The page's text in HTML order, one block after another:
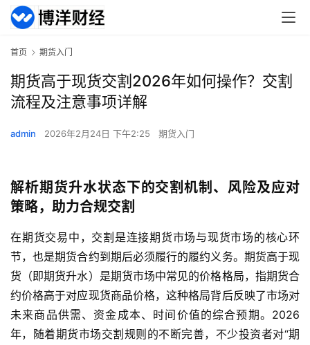
首页 期货入门
期货高于现货交割2026年如何操作？交割
流程及注意事项详解
admin 2026年2月24日 下午2:25 期货入门
解析期货升水状态下的交割机制、风险及应对
策略，助力合规交割
在期货交易中，交割是连接期货市场与现货市场的核心环
节，也是期货合约到期后必须履行的履约义务。期货高于现
货（即期货升水）是期货市场中常见的价格格局，指期货合
约价格高于对应现货商品价格，这种格局背后反映了市场对
未来商品供需、资金成本、时间价值的综合预期。2026
年，随着期货市场交割规则的不断完善，不少投资者对“期